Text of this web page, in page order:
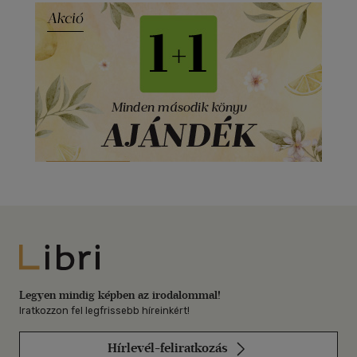
Libri
Legyen mindig képben az irodalommal!
Iratkozzon fel legfrissebb híreinkért!
Hírlevél-feliratkozás